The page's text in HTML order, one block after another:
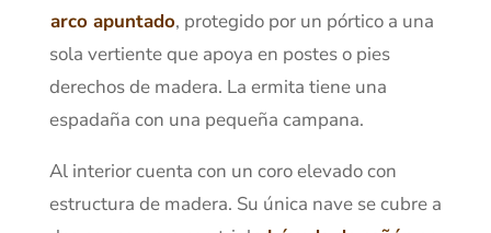
arco apuntado, protegido por un pórtico a una
sola vertiente que apoya en postes o pies
derechos de madera. La ermita tiene una
espadaña con una pequeña campana.
Al interior cuenta con un coro elevado con
estructura de madera. Su única nave se cubre a